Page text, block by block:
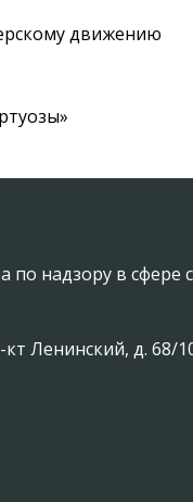
движению
надзору в
Ленинский, д. 68/